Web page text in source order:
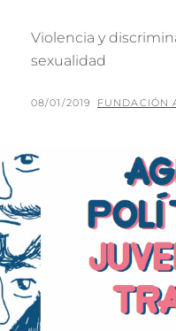
Violencia y
sexualidad
PUBLICADO
08/01/2019 POR
FUNDACIÓN